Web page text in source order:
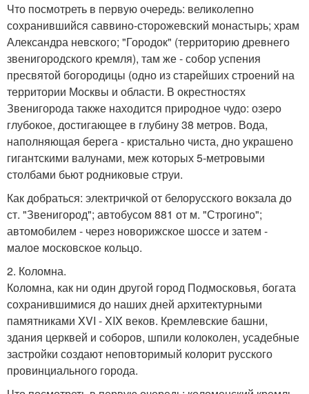
Что посмотреть в первую очередь: великолепно
сохранившийся саввино-сторожевский монастырь; храм
Александра невского; "Городок" (территорию древнего
звенигородского кремля), там же - собор успения
пресвятой богородицы (одно из старейших строений на
территории Москвы и области. В окрестностях
Звенигорода также находится природное чудо: озеро
глубокое, достигающее в глубину 38 метров. Вода,
наполняющая берега - кристально чиста, дно украшено
гигантскими валунами, меж которых 5-метровыми
столбами бьют родниковые струи.
Как добраться: электричкой от белорусского вокзала до
ст. "Звенигород"; автобусом 881 от м. "Строгино";
автомобилем - через новорижское шоссе и затем -
малое московское кольцо.
2. Коломна.
Коломна, как ни один другой город Подмосковья, богата
сохранившимися до наших дней архитектурными
памятниками XVI - XIX веков. Кремлевские башни,
здания церквей и соборов, шпили колоколен, усадебные
застройки создают неповторимый колорит русского
провинциального города.